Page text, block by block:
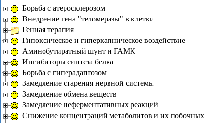
Борьба с атеросклерозом
Внедрение гена "теломеразы" в клетки
Генная терапия
Гипоксическое и гиперкапническое воздействие
Аминобутиратный шунт и ГАМК
Ингибиторы синтеза белка
Борьба с гиперадаптозом
Замедление старения нервной системы
Замедление обмена веществ
Замедление неферментативных реакций
Снижение концентраций метаболитов и их побочных